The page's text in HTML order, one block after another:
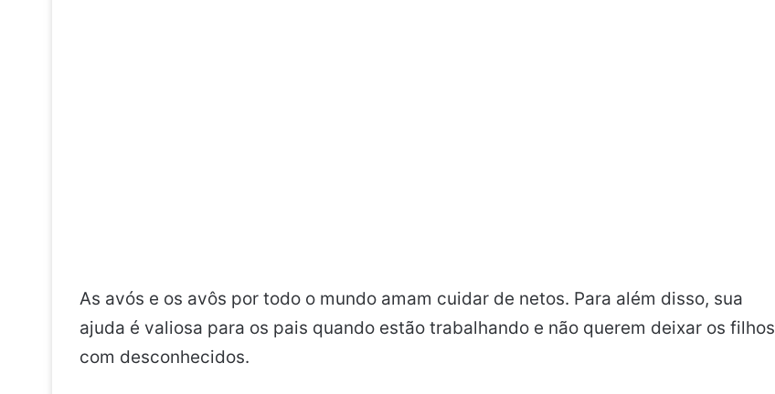
As avós e os avôs por todo o mundo amam cuidar de netos. Para além disso, sua
ajuda é valiosa para os pais quando estão trabalhando e não querem deixar os filhos
com desconhecidos.